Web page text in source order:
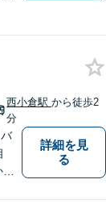
】
西小倉駅から徒歩2
分
詳細を見
る